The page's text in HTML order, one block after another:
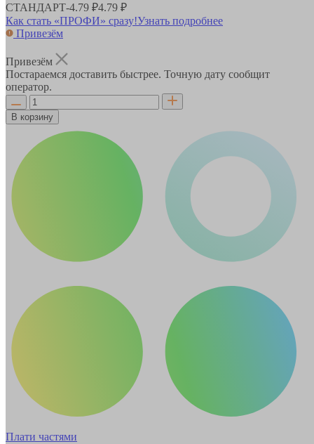
СТАНДАРТ-4.79 ₽4.79 ₽
Как стать «ПРОФИ» сразу!Узнать подробнее
Привезём
Привезём
Постараемся доставить быстрее. Точную дату сообщит
оператор.
В корзину
Плати частями